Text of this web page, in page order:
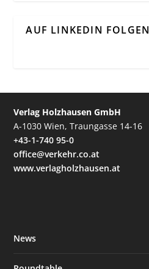
AUF LINKEDIN FOLGEN
Verlag Holzhausen GmbH
A-1030 Wien, Traungasse 14-16
+43-1-740 95-0
office@verkehr.co.at
www.verlagholzhausen.at
News